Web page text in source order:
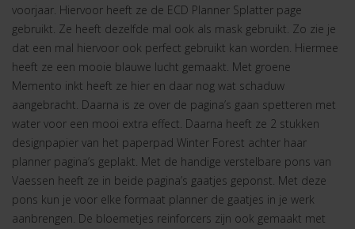
voorjaar. Hiervoor heeft ze de ECD Planner Splatter page
gebruikt. Ze heeft dezelfde mal ook als mask gebruikt. Zo zie je
dat een mal hiervoor ook perfect gebruikt kan worden. Hiermee
heeft ze een mooie blauwe lucht gemaakt. Met groene
Memento inkt heeft ze hier en daar nog wat schaduw
aangebracht. Daarna is ze over de pagina’s gaan spetteren met
water voor een mooi extra effect. Daarna heeft ze 2 stukken
designpapier van het paperpad Winter Forest achter haar
planner pagina’s geplakt. Met de handige verstelbare pons van
Vaessen heeft ze in beide pagina’s gaatjes geponst. Met deze
pons kun je voor elke formaat planner de gaatjes in je werk
aanbrengen. De bloemetjes reinforcers zijn ook gemaakt met